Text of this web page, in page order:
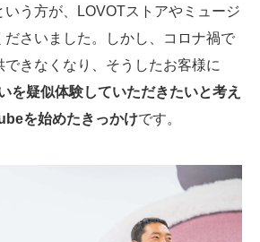
いう方が、LOVOTストアやミュージ
ださいました。しかし、コロナ禍で
きなくなり、そうしたお客様に
を疑似体験していただきたいと考え
を始めたきっかけです。